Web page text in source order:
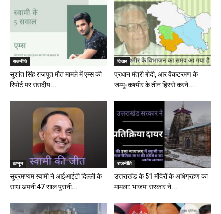
राजनीति
सुशांत सिंह राजपूत मौत मामले में एम्स की
रिपोर्ट पर संसदीय...
विचार
प्रधान मंत्री मोदी, आर वेंकटरमण के
जम्मू-कश्मीर के तीन हिस्से करने...
कानून
सुब्रमण्यम स्वामी ने आईआईटी दिल्ली के
साथ अपनी 47 साल पुरानी...
राजनीति
उत्तराखंड के 51 मंदिरों के अधिग्रहण का
मामला: भाजपा सरकार ने...